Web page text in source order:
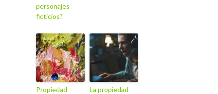
personajes
ficticios?
Propiedad
La propiedad